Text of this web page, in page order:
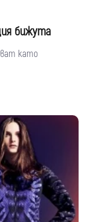
бижута
като